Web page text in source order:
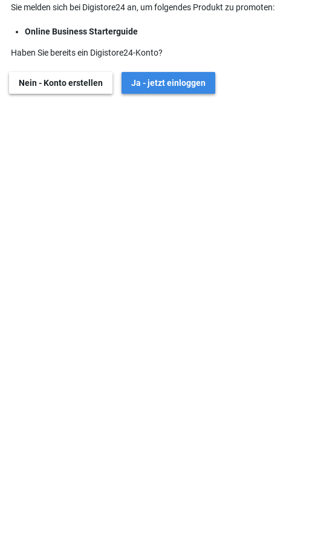
Sie melden sich bei Digistore24 an, um folgendes Produkt zu promoten:
Online Business Starterguide
Haben Sie bereits ein Digistore24-Konto?
Nein - Konto erstellen Ja - jetzt einloggen